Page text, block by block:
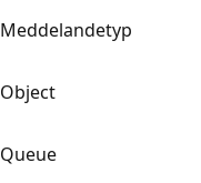
Meddelandetyp
Object
Queue